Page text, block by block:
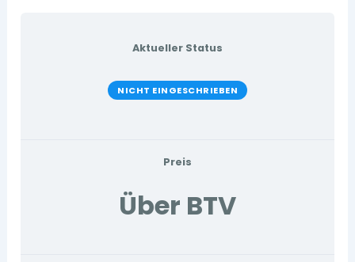
Aktueller Status
NICHT EINGESCHRIEBEN
Preis
Über BTV